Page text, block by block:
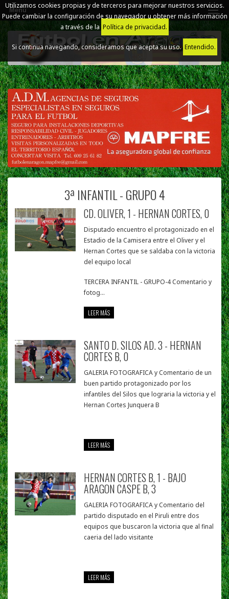
Utilizamos cookies propias y de terceros para mejorar nuestros servicios.
Puede cambiar la configuración de su navegador u obtener más información
a través de la Política de privacidad.
Si continua navegando, consideramos que acepta su uso.Entendido.
Menú
3ª INFANTIL - GRUPO 4
CD. OLIVER, 1 - HERNAN CORTES, 0
Disputado encuentro el protagonizado en el
Estadio de la Camisera entre el Oliver y el
Hernan Cortes que se saldaba con la victoria
del equipo local
TERCERA INFANTIL - GRUPO-4 Comentario y
fotog...
LEER MÁS
SANTO D. SILOS AD. 3 - HERNAN
CORTES B, 0
GALERIA FOTOGRAFICA y Comentario de un
buen partido protagonizado por los
infantiles del Silos que lograria la victoria y el
Hernan Cortes Junquera B
LEER MÁS
HERNAN CORTES B, 1 - BAJO
ARAGON CASPE B, 3
GALERIA FOTOGRAFICA y Comentario del
partido disputado en el Piruli entre dos
equipos que buscaron la victoria que al final
caeria del lado visitante
LEER MÁS